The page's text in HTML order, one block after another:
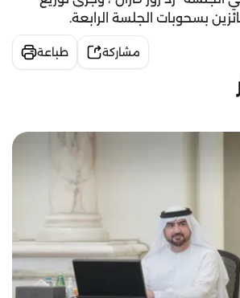
بسحوبات الجلسة الرابعة.
مشاركة طباعة